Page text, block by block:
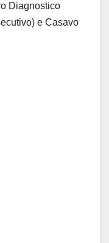
Diagnostico
e Casavo